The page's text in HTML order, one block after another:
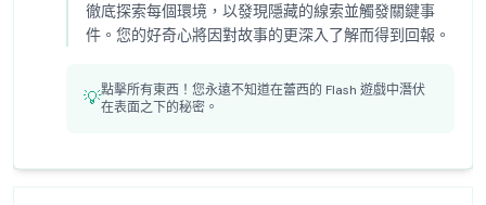
徹底探索每個環境，以發現隱藏的線索並觸發關鍵事
件。您的好奇心將因對故事的更深入了解而得到回報。
💡點擊所有東西！您永遠不知道在蕾西的 Flash 遊戲中潛伏
在表面之下的秘密。